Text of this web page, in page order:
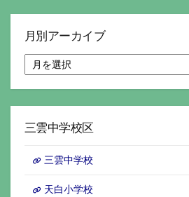
月別アーカイブ
別
ア
イ
三雲中学校区
三雲中学校
天白小学校